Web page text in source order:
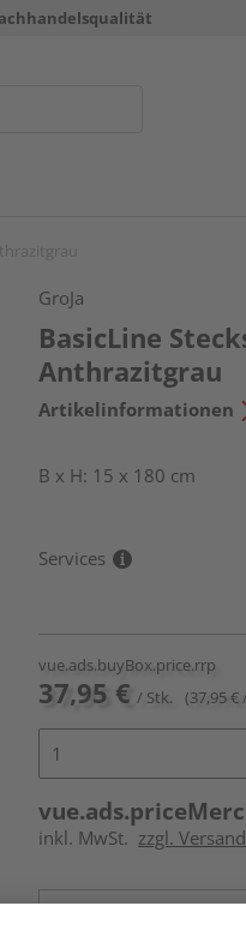
GroJa
BasicLine
Anthrazitgrau
Artikelinformationen
B x H: 15 x 180 cm
Services
vue.ads.buyBox.price.rrp
37,95 € / Stk. (37,95 €
inkl. MwSt. zzgl.